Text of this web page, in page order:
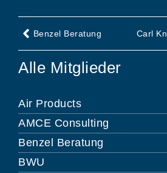
Benzel Beratung
Alle Mitglieder
Air Products
AMCE Consulting
Benzel Beratung
BWU